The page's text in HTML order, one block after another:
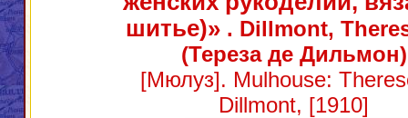
шитье)» . Dillmont,
(Тереза де Дильмон)
[Мюлуз]. Mulhouse:
Dillmont, [1910]